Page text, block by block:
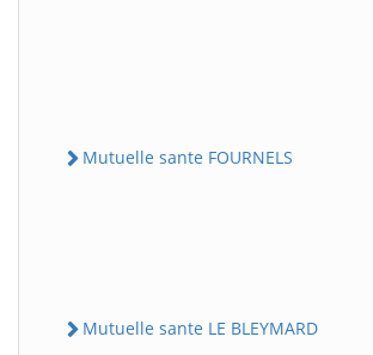
Mutuelle sante FOURNELS
Mutuelle sante LE BLEYMARD